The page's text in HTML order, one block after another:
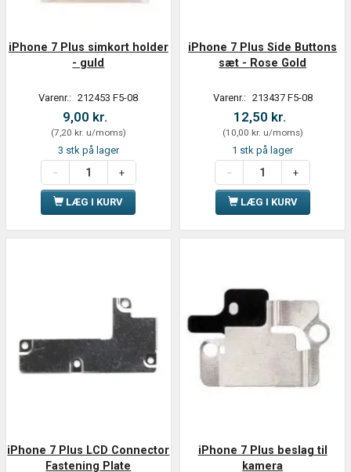
iPhone 7 Plus simkort holder
- guld
Varenr.: 212453 F5-08
9,00 kr.
(7,20 kr. u/moms)
3 stk på lager
LÆG I KURV
iPhone 7 Plus Side Buttons
sæt - Rose Gold
Varenr.: 213437 F5-08
12,50 kr.
(10,00 kr. u/moms)
1 stk på lager
LÆG I KURV
iPhone 7 Plus LCD Connector
Fastening Plate
iPhone 7 Plus beslag til
kamera